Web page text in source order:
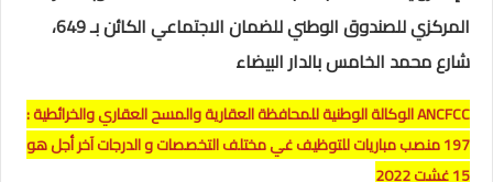
المركزي للصندوق الوطني للضمان الاجتماعي الكائن بـ 649،
شارع محمد الخامس بالدار البيضاء
ANCFCC الوكالة الوطنية للمحافظة العقارية والمسح العقاري والخرائطية :
197 منصب مباريات للتوظيف غي مختلف التخصصات و الدرجات آخر أجل هو
15 غشت 2022